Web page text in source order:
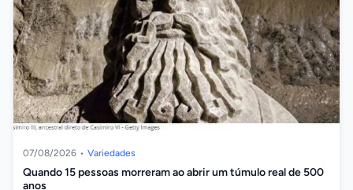
07/08/2026 • Variedades
Quando 15 pessoas morreram ao abrir um túmulo real de 500
anos